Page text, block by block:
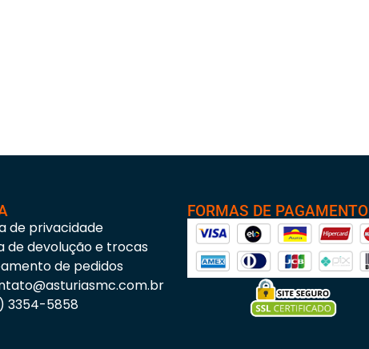
de privacidade
de devolução e trocas
de pedidos
3354-5858
FORMAS DE PAGAMENTO